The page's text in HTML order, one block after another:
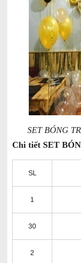
SET BÓNG
Chi tiết SET
SL
1
30
2